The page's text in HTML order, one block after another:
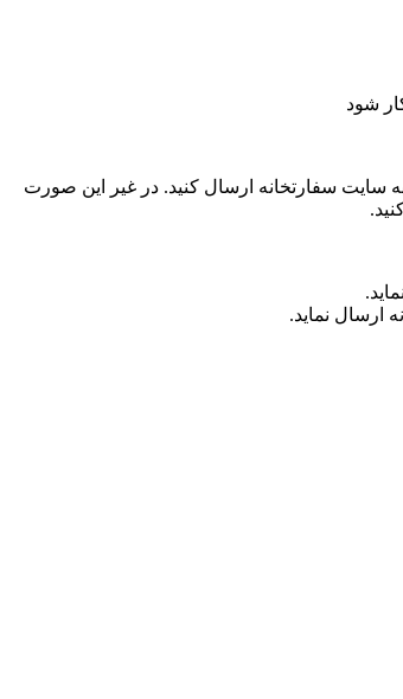
شود
سایت سفارتخانه ارسال کنید. در غیر این صورت
ارسال نماید.